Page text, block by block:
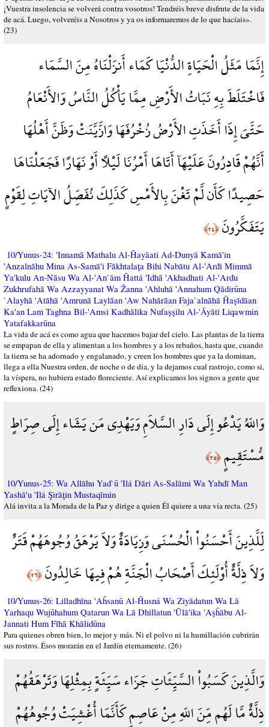
¡Vuestra insolencia se volverá contra vosotros! Tendréis breve disfrute de la vida
de acá. Luego, volveréis a Nosotros y ya os informaremos de lo que hacíais».
(23)
إِنَّمَا مَثَلُ الْحَيَاةِ الدُّنْيَا كَمَاء أَنزَلْنَاهُ مِنَ السَّمَاء
فَاخْتَلَطَ بِهِ نَبَاتُ الأَرْضِ مِمَّا يَأْكُلُ النَّاسُ وَالأَنْعَامُ
حَتَّىَ إِذَا أَخَذَتِ الأَرْضُ زُخْرُفَهَا وَازَّيَّنَتْ وَظَنَّ أَهْلُهَا
أَنَّهُمْ قَادِرُونَ عَلَيْهَآ أَتَاهَا أَمْرُنَا لَيْلاً أَوْ نَهَارًا فَجَعَلْنَاهَا
حَصِيدًا كَأَن لَّمْ تَغْنَ بِالأَمْسِ كَذَلِكَ نُفَصِّلُ الآيَاتِ لِقَوْمٍ
يَتَفَكَّرُونَ﴿٢٤﴾
10/Yunus-24: 'Innamā Mathalu Al-Ĥayāati Ad-Dunyā Kamā'in
'Anzalnāhu Mina As-Samā'i Fākhtalaţa Bihi Nabātu Al-'Arđi Mimmā
Ya'kulu An-Nāsu Wa Al-'An`ām Ĥattá 'Idhā 'Akhadhati Al-'Arđu
Zukhrufahā Wa Azzayyanat Wa Žanna 'Ahluhā 'Annahum Qādirūna
`Alayhā 'Atāhā 'Amrunā Laylāan 'Aw Nahārāan Faja`alnāhā Ĥaşīdāan
Ka'an Lam Taghna Bil-'Amsi Kadhālika Nufaşşilu Al-'Āyāti Liqawmin
Yatafakkarūna
La vida de acá es como agua que hacemos bajar del cielo. Las plantas de la tierra
se empapan de ella y alimentan a los hombres y a los rebaños, hasta que, cuando
la tierra se ha adornado y engalanado, y creen los hombres que ya la dominan,
llega a ella Nuestra orden, de noche o de día, y la dejamos cual rastrojo, como si,
la víspera, no hubiera estado floreciente. Así explicamos los signos a gente que
reflexiona. (24)
وَاللّهُ يَدْعُو إِلَى دَارِ السَّلاَمِ وَيَهْدِي مَن يَشَاء إِلَى صِرَاطٍ
مُّسْتَقِيمٍ﴿٢٥﴾
10/Yunus-25: Wa Allāhu Yad`ū 'Ilá Dāri As-Salāmi Wa Yahdī Man
Yashā'u 'Ilá Şirāţin Mustaqīmin
Alá invita a la Morada de la Paz y dirige a quien Él quiere a una vía recta. (25)
لِّلَّذِينَ أَحْسَنُواْ الْحُسْنَى وَزِيَادَةٌ وَلاَ يَرْهَقُ وُجُوهَهُمْ قَتَرٌ
وَلاَ ذِلَّةٌ أُوْلَئِكَ أَصْحَابُ الْجَنَّةِ هُمْ فِيهَا خَالِدُونَ﴿٢٦﴾
10/Yunus-26: Lilladhīna 'Aĥsanū Al-Ĥusná Wa Ziyādatun Wa Lā
Yarhaqu Wujūhahum Qatarun Wa Lā Dhillatun 'Ūlā'ika 'Aşĥābu Al-
Jannati Hum Fīhā Khālidūna
Para quienes obren bien, lo mejor y más. Ni el polvo ni la humillación cubrirán
sus rostros. Ésos morarán en el Jardín eternamente. (26)
وَالَّذِينَ كَسَبُواْ السَّيِّئَاتِ جَزَاء سَيِّئَةٍ بِمِثْلِهَا وَتَرْهَقُهُمْ
ذِلَّةٌ مَّا لَهُم مِّنَ اللّهِ مِنْ عَاصِمٍ كَأَنَّمَا أُغْشِيَتْ وُجُوهُهُمْ